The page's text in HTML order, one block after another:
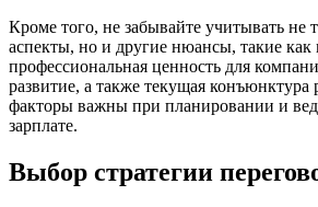
Кроме того, не забывайте учитывать не
аспекты, но и другие нюансы, такие как
профессиональная ценность для
развитие, а также текущая конъюнктура
факторы важны при планировании и
зарплате.
Выбор стратегии